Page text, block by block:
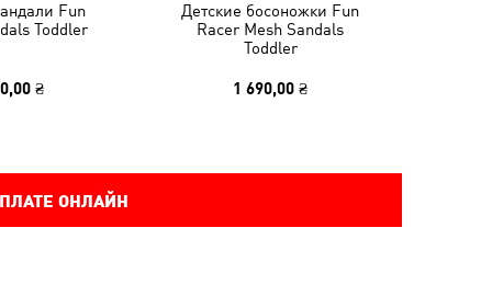
Fun
Toddler
₴
Детские босоножки Fun
Racer Mesh Sandals
Toddler
1 690,00 ₴
ОНЛАЙН